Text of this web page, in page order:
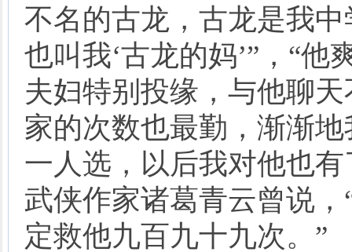
不名的古龙，古龙是我
也叫我‘古龙的妈’”，“
夫妇特别投缘，与他聊
家的次数也最勤，渐渐
一人选，以后我对他也
武侠作家诸葛青云曾说
定救他九百九十九次。”